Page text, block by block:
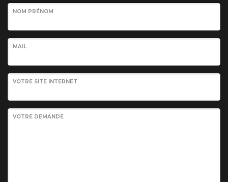
NOM PRÉNOM
MAIL
VOTRE SITE INTERNET
VOTRE DEMANDE